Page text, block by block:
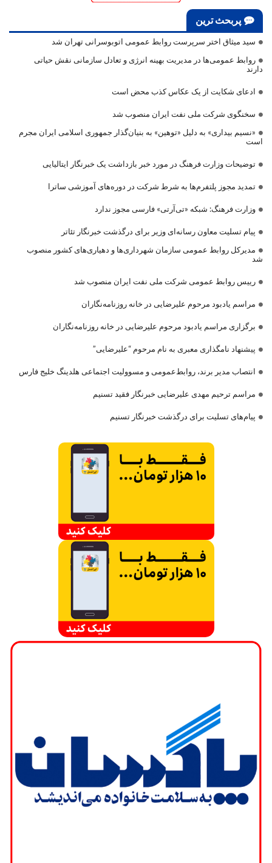
پربحث ترین
سید میثاق اختر سرپرست روابط عمومی اتوبوسرانی تهران شد
روابط عمومی‌ها در مدیریت بهینه انرژی و تعادل سازمانی نقش حیاتی
دارند
ادعای شکایت از یک عکاس کذب محض است
سخنگوی شرکت ملی نفت ایران منصوب شد
«نسیم بیداری» به دلیل «توهین» به بنیان‌گذار جمهوری اسلامی ایران مجرم
است
توضیحات وزارت فرهنگ در مورد خبر بازداشت یک خبرنگار ایتالیایی
تمدید مجوز پلتفرم‌ها به شرط شرکت در دوره‌های آموزشی ساترا
وزارت فرهنگ: شبکه «تی‌آرتی» فارسی مجوز ندارد
پیام تسلیت معاون رسانه‌ای وزیر برای درگذشت خبرنگار تئاتر
مدیرکل روابط عمومی سازمان شهرداری‌ها و دهیاری‌های کشور منصوب
شد
رییس روابط عمومی شرکت ملی نفت ایران منصوب شد
مراسم یادبود مرحوم علیرضایی در خانه روزنامه‌نگاران
برگزاری مراسم یادبود مرحوم علیرضایی در خانه روزنامه‌نگاران
پیشنهاد نامگذاری معبری به نام مرحوم “علیرضایی”
انتصاب مدیر برند، روابط‌عمومی و مسوولیت اجتماعی هلدینگ خلیج فارس
مراسم ترحیم مهدی علیرضایی خبرنگار فقید تسنیم
پیام‌های تسلیت برای درگذشت خبرنگار تسنیم